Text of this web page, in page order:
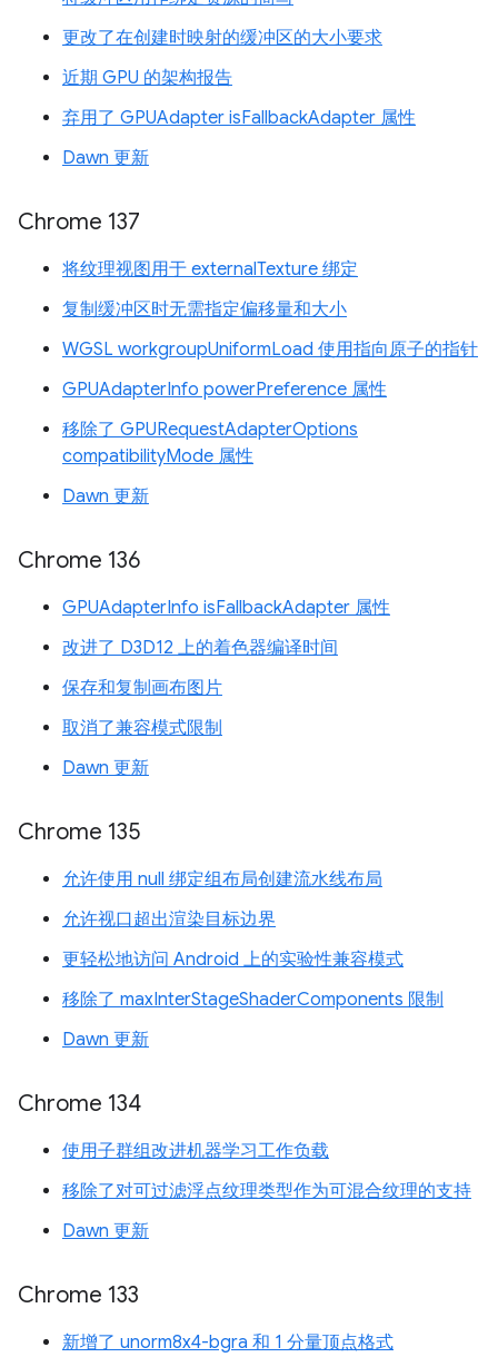
更改了在创建时映射的缓冲区的大小要求
近期 GPU 的架构报告
弃用了 GPUAdapter isFallbackAdapter 属性
Dawn 更新
Chrome 137
将纹理视图用于 externalTexture 绑定
复制缓冲区时无需指定偏移量和大小
WGSL workgroupUniformLoad 使用指向原子的指针
GPUAdapterInfo powerPreference 属性
移除了 GPURequestAdapterOptions
compatibilityMode 属性
Dawn 更新
Chrome 136
GPUAdapterInfo isFallbackAdapter 属性
改进了 D3D12 上的着色器编译时间
保存和复制画布图片
取消了兼容模式限制
Dawn 更新
Chrome 135
允许使用 null 绑定组布局创建流水线布局
允许视口超出渲染目标边界
更轻松地访问 Android 上的实验性兼容模式
移除了 maxInterStageShaderComponents 限制
Dawn 更新
Chrome 134
使用子群组改进机器学习工作负载
移除了对可过滤浮点纹理类型作为可混合纹理的支持
Dawn 更新
Chrome 133
新增了 unorm8x4-bgra 和 1 分量顶点格式